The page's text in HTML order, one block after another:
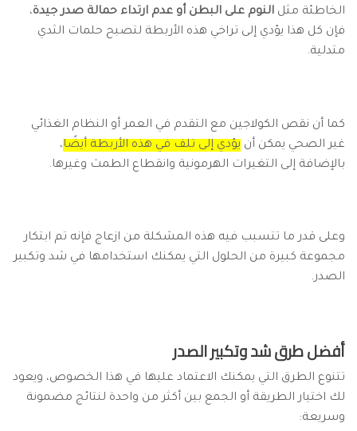
الخاطئة مثل النوم على البطن أو عدم ارتداء حمالة صدر جيدة،
فإن كل هذا يؤدي إلى تراخي هذه الأربطة لتصبح حلمات الثدي
متدلية.
كما أن نقص الكولاجين مع التقدم في العمر أو النظام الغذائي
غير الصحي يمكن أن يؤدي إلى تلف في هذه الأربطة أيضًا،
بالإضافة إلى التغيرات الهرمونية وانقطاع الطمث وغيرها.
وعلى قدر ما تتسبب فيه هذه المشكلة من ازعاج فإنه تم ابتكار
مجموعة كبيرة من الحلول التي يمكنك استخدامها في شد وتكبير
الصدر.
أفضل طرق شد وتكبير الصدر
تتنوع الطرق التي يمكنك الاعتماد عليها في هذا الخصوص، ويعود
لك اختيار الطريقة أو الجمع بين أكثر من واحدة لنتائج مضمونة
وسريعة: